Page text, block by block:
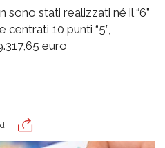
stati realizzati né il “6”
centrati 10 punti “5”,
euro